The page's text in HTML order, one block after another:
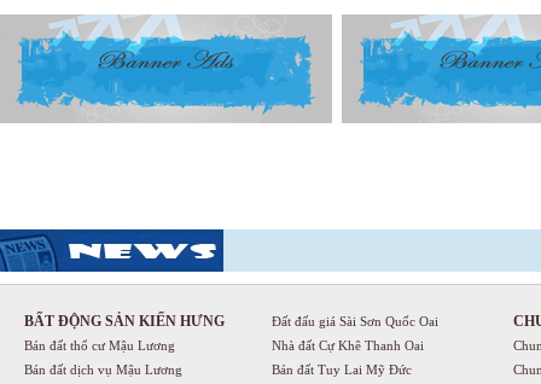
BẤT ĐỘNG SẢN KIẾN HƯNG
Bán đất thổ cư Mậu Lương
Bán đất dịch vụ Mậu Lương
Đất đấu giá Sài Sơn Quốc Oai
Nhà đất Cự Khê Thanh Oai
Bán đất Tuy Lai Mỹ Đức